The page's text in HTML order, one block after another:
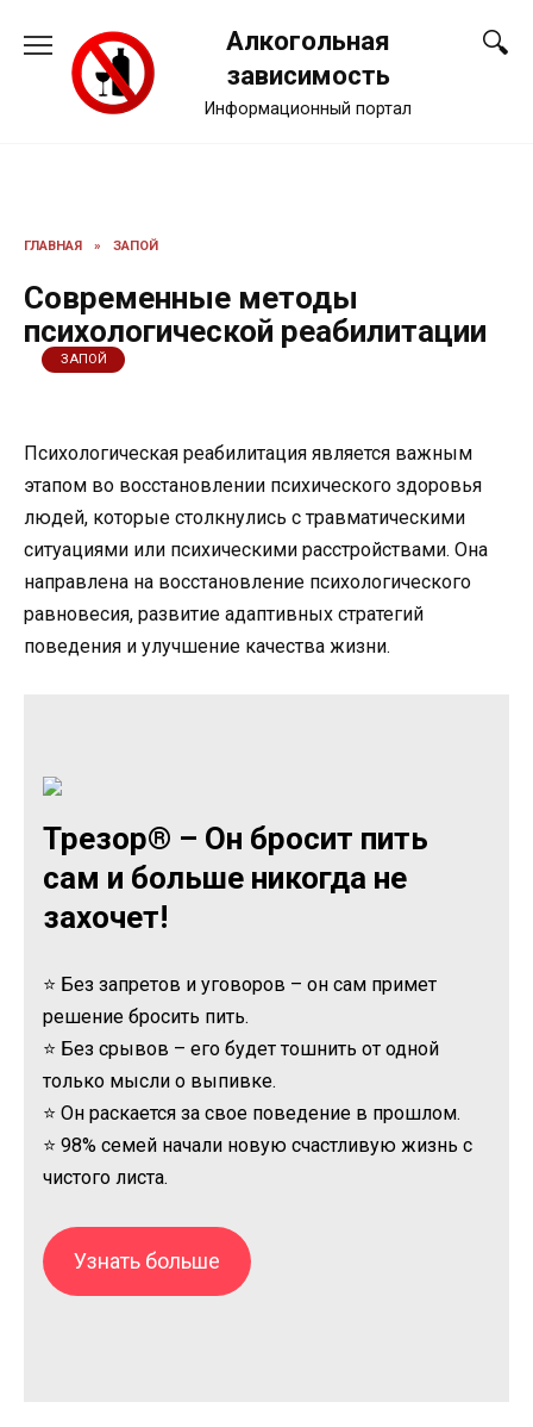
содержанию
Алкогольная
зависимость
Информационный портал
ГЛАВНАЯ » ЗАПОЙ
Современные методы
психологической реабилитации
ЗАПОЙ
Психологическая реабилитация является важным
этапом во восстановлении психического здоровья
людей, которые столкнулись с травматическими
ситуациями или психическими расстройствами. Она
направлена на восстановление психологического
равновесия, развитие адаптивных стратегий
поведения и улучшение качества жизни.
Трезор® – Он бросит пить
сам и больше никогда не
захочет!
⭐ Без запретов и уговоров – он сам примет
решение бросить пить.
⭐ Без срывов – его будет тошнить от одной
только мысли о выпивке.
⭐ Он раскается за свое поведение в прошлом.
⭐ 98% семей начали новую счастливую жизнь с
чистого листа.
Узнать больше